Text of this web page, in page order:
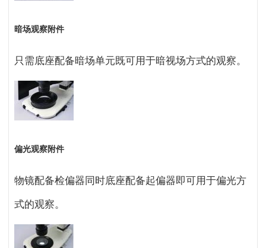
暗场观察附件
只需底座配备暗场单元既可用于暗视场方式的观察。
偏光观察附件
物镜配备检偏器同时底座配备起偏器即可用于偏光方
式的观察。